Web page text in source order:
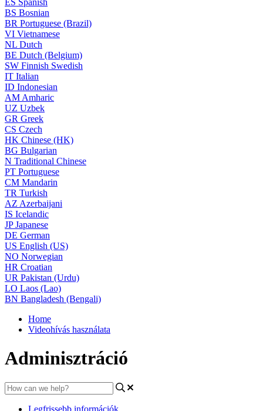
ES Spanish
BS Bosnian
BR Portuguese (Brazil)
VI Vietnamese
NL Dutch
BE Dutch (Belgium)
SW Finnish Swedish
IT Italian
ID Indonesian
AM Amharic
UZ Uzbek
GR Greek
CS Czech
HK Chinese (HK)
BG Bulgarian
N Traditional Chinese
PT Portuguese
CM Mandarin
TR Turkish
AZ Azerbaijani
IS Icelandic
JPJapanese
DE German
US English (US)
NO Norwegian
HR Croatian
UR Pakistan (Urdu)
LO Laos (Lao)
BN Bangladesh (Bengali)
Home
Videohívás használata
Adminisztráció
Legfrissebb információk